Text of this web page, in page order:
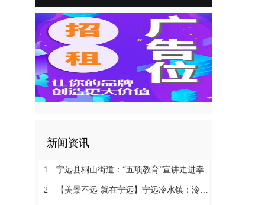
新闻资讯
1 宁远县桐山街道：“五项教育”宣讲走进幸福村
2 【美景不远·就在宁远】宁远冷水镇：泠江润沃土 田园入画卷